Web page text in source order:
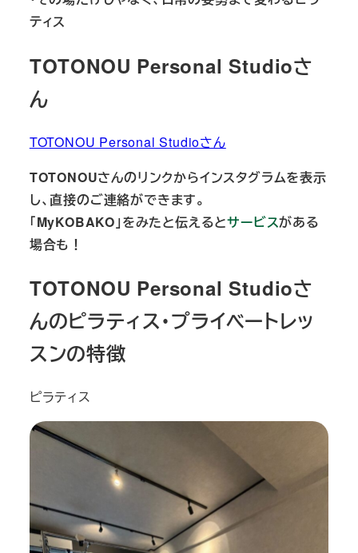
ティス
TOTONOU Personal Studioさ
ん
TOTONOU Personal Studioさん
TOTONOUさんのリンクからインスタグラムを表示
し、直接のご連絡ができます。
「MyKOBAKO」をみたと伝えるとサービスがある
場合も！
TOTONOU Personal Studioさ
んのピラティス・プライベートレッ
スンの特徴
ピラティス